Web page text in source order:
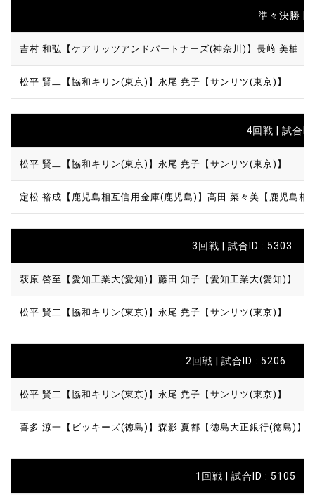
準々決勝 |
吉村 和弘【ケアリッツアンドパートナーズ(神奈川)】 長﨑 美柚【
松平 賢二【協和キリン(東京)】 永尾 尭子【サンリツ(東京)】
4回戦 | 試合
松平 賢二【協和キリン(東京)】 永尾 尭子【サンリツ(東京)】
定松 裕成【鹿児島相互信用金庫(鹿児島)】 高田 菜々美【鹿児島相
3回戦 | 試合ID : 5303
萩原 啓至【愛知工業大(愛知)】 藤田 知子【愛知工業大(愛知)】
松平 賢二【協和キリン(東京)】 永尾 尭子【サンリツ(東京)】
2回戦 | 試合ID : 5206
松平 賢二【協和キリン(東京)】 永尾 尭子【サンリツ(東京)】
喜多 涼一【ビッキーズ(徳島)】 森影 夏都【徳島大正銀行(徳島)】
1回戦 | 試合ID : 5105